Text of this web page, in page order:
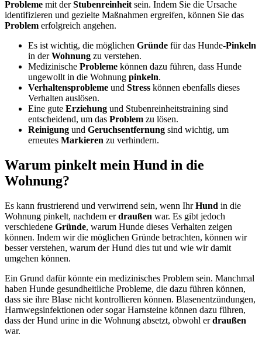
Probleme mit derStubenreinheitsein. Indem Sie die Ursache
identifizieren und gezielte Maßnahmen ergreifen, können Sie das
Problem erfolgreich angehen.
Es ist wichtig, die möglichen Gründe für das Hunde-Pinkeln
in derWohnung zu verstehen.
Medizinische Probleme können dazu führen, dass Hunde
ungewollt in die Wohnung pinkeln.
Verhaltensprobleme und Stress können ebenfalls dieses
Verhalten auslösen.
Eine gute Erziehung und Stubenreinheitstraining sind
entscheidend, um das Problem zu lösen.
Reinigung und Geruchsentfernung sind wichtig, um
erneutes Markieren zu verhindern.
Warum pinkelt mein Hund in die
Wohnung?
Es kann frustrierend und verwirrend sein, wenn IhrHund in die
Wohnung pinkelt, nachdem erdraußen war. Es gibt jedoch
verschiedene Gründe, warum Hunde dieses Verhalten zeigen
können. Indem wir die möglichen Gründe betrachten, können wir
besser verstehen, warum der Hund dies tut und wie wir damit
umgehen können.
Ein Grund dafür könnte ein medizinisches Problem sein. Manchmal
haben Hunde gesundheitliche Probleme, die dazu führen können,
dass sie ihre Blase nicht kontrollieren können. Blasenentzündungen,
Harnwegsinfektionen oder sogar Harnsteine können dazu führen,
dass der Hund urine in die Wohnung absetzt, obwohl erdraußen
war.